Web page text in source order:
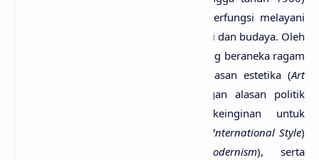
hingga sekarang, desain grafis telah berfungsi melayani
bermacam kebutuhan di sektor ekonomi dan budaya. Oleh
sebab itu, gaya desain grafis berkembang beraneka ragam
pula. Suatu gaya diciptakan karena alasan estetika (Art
), sedangkan yang lain dengan alasan politik
). Ada pula berdasarkan keinginan untuk
Swiss International Style)
Post-Modernism), serta